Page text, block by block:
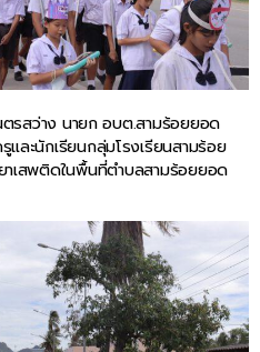
รสว่าง นายก อบต.สามร้อยยอด
ะนักเรียนกลุ่มโรงเรียนสามร้อย
เสพติดในพื้นที่ตำบลสามร้อยยอด